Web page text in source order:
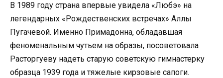
В 1989 году страна впервые увидела «Любэ» на
легендарных «Рождественских встречах» Аллы
Пугачевой. Именно Примадонна, обладавшая
феноменальным чутьем на образы, посоветовала
Расторгуеву надеть старую советскую гимнастерку
образца 1939 года и тяжелые кирзовые сапоги.